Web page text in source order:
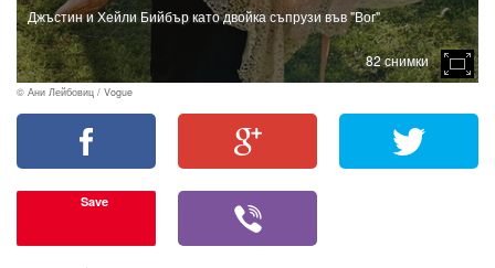
Джъстин и Хейли Бийбър като двойка съпрузи във "Вог"
82 снимки
© Ани Лейбовиц / Vogue
Save